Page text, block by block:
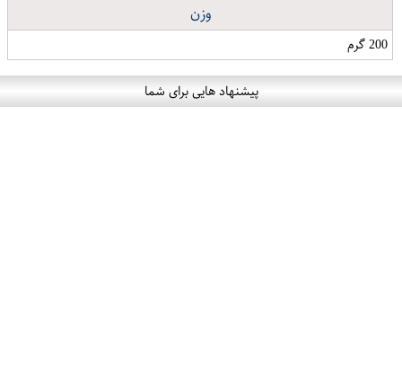
وزن
200 گرم
پیشنهاد هایی برای شما